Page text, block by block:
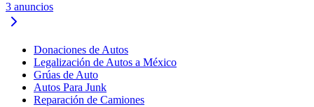
3 anuncios
Donaciones de Autos
Legalización de Autos a México
Grúas de Auto
Autos Para Junk
Reparación de Camiones